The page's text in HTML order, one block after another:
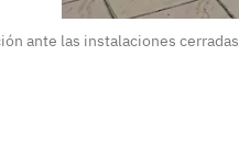
ante las instalaciones cerradas